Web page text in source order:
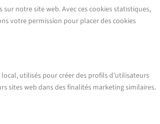
notre site web. Avec ces cookies statistiques,
votre permission pour placer des cookies
utilisés pour créer des profils d’utilisateurs
sites web dans des finalités marketing similaires.